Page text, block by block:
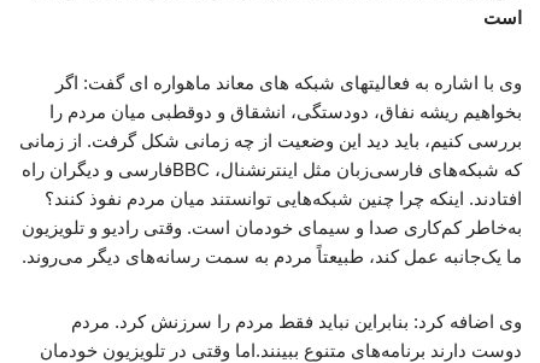
است
وی با اشاره به فعالیتهای شبکه های معاند ماهواره ای گفت: اگر
بخواهیم ریشه‌ نفاق، دودستگی، انشقاق و دوقطبی میان مردم را
بررسی کنیم، باید دید این وضعیت از چه زمانی شکل گرفت. از زمانی
که شبکه‌های فارسی‌زبان مثل اینترنشنال، BBCفارسی و دیگران راه
افتادند. اینکه چرا چنین شبکه‌هایی توانستند میان مردم نفوذ کنند؟
به‌خاطر کم‌کاری صدا و سیمای خودمان است. وقتی رادیو و تلویزیون
ما یک‌جانبه عمل کند، طبیعتاً مردم به سمت رسانه‌های دیگر می‌روند.
وی اضافه کرد: بنابراین نباید فقط مردم را سرزنش کرد. مردم
دوست دارند برنامه‌های متنوع ببینند.اما وقتی در تلویزیون خودمان